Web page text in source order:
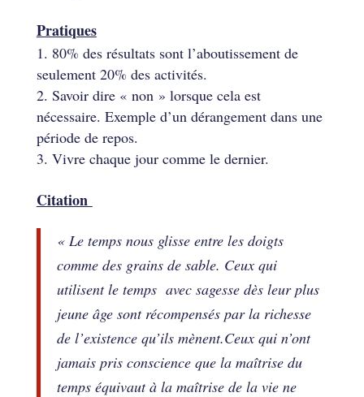
Pratiques
80% des résultats sont l’aboutissement de
seulement 20% des activités.
Savoir dire « non » lorsque cela est
nécessaire. Exemple d’un dérangement dans une
période de repos.
Vivre chaque jour comme le dernier.
Citation
« Le temps nous glisse entre les doigts
comme des grains de sable. Ceux qui
utilisent le temps avec sagesse dès leur plus
jeune âge sont récompensés par la richesse
de l’existence qu’ils mènent.Ceux qui n’ont
jamais pris conscience que la maîtrise du
temps équivaut à la maîtrise de la vie ne